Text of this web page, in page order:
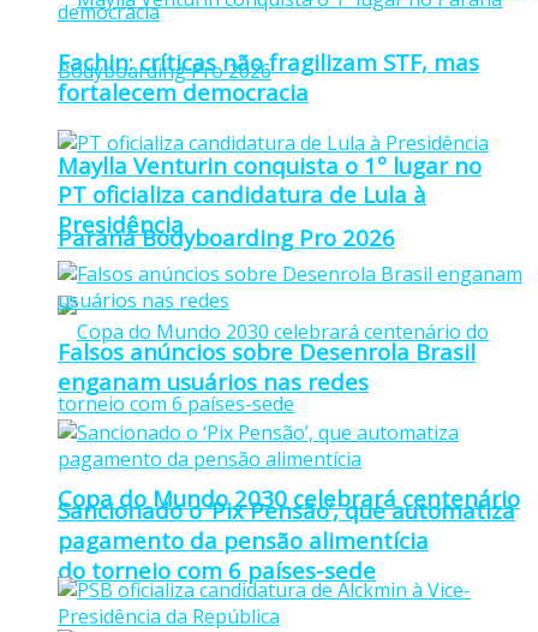
Maylla Venturin conquista o 1º lugar no
Paraná Bodyboarding Pro 2026
Copa do Mundo 2030 celebrará centenário
do torneio com 6 países-sede
Fachin: críticas não fragilizam STF, mas
fortalecem democracia
PT oficializa candidatura de Lula à
Presidência
Falsos anúncios sobre Desenrola Brasil
enganam usuários nas redes
Sancionado o ‘Pix Pensão’, que automatiza
pagamento da pensão alimentícia